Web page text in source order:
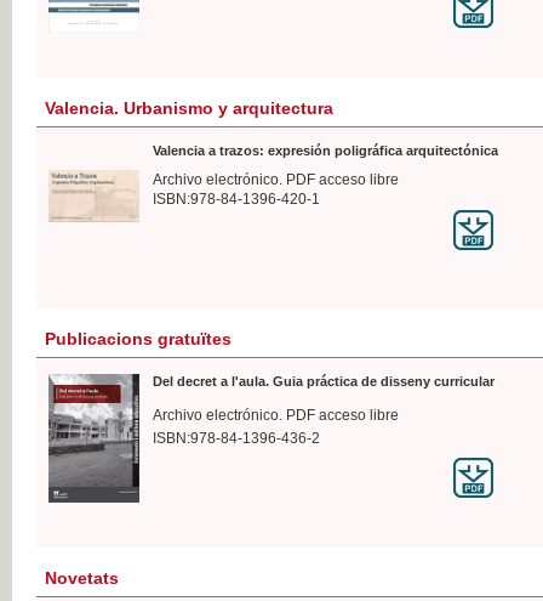
Valencia. Urbanismo y arquitectura
Valencia a trazos: expresión poligráfica arquitectónica
Archivo electrónico. PDF acceso libre
ISBN:978-84-1396-420-1
Publicacions gratuïtes
Del decret a l'aula. Guia práctica de disseny curricular
Archivo electrónico. PDF acceso libre
ISBN:978-84-1396-436-2
Novetats